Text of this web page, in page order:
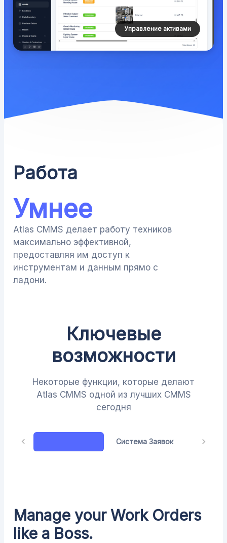
Управление активами
Работа
Умнее
Atlas CMMS делает работу техников
максимально эффективной,
предоставляя им доступ к
инструментам и данным прямо с
ладони.
Ключевые
возможности
Некоторые функции, которые делают
Atlas CMMS одной из лучших CMMS
сегодня
Система Заявок
Manage your Work Orders
like a Boss.